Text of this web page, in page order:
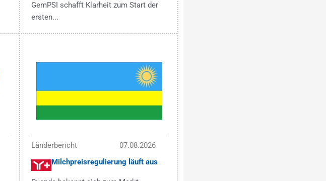
GemPSI schafft Klarheit zum Start der
ersten...
Länderbericht
07.08.2026
Milchpreisregulierung läuft aus